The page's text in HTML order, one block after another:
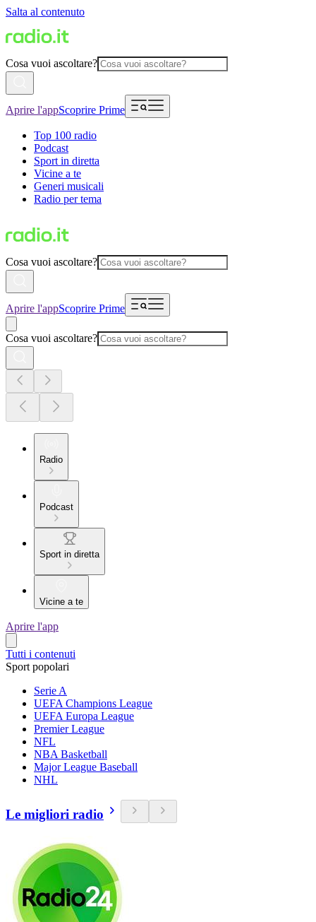
Salta al contenuto
Cosa vuoi ascoltare?
Aprire l'appScoprire Prime
Top 100 radio
Podcast
Sport in diretta
Vicine a te
Generi musicali
Radio per tema
Cosa vuoi ascoltare?
Aprire l'appScoprire Prime
Cosa vuoi ascoltare?
Radio
Podcast
Sport in diretta
Vicine a te
Aprire l'app
Tutti i contenuti
Sport popolari
Serie A
UEFA Champions League
UEFA Europa League
Premier League
NFL
NBA Basketball
Major League Baseball
NHL
Le migliori radio